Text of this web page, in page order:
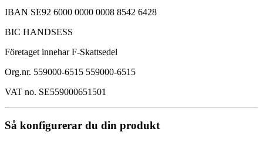
IBAN SE92 6000 0000 0008 8542 6428
BIC HANDSESS
Företaget innehar F-Skattsedel
Org.nr. 559000-6515 559000-6515
VAT no. SE559000651501
Så konfigurerar du din produkt